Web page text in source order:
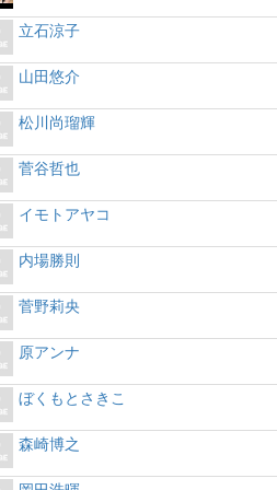
立石涼子
山田悠介
松川尚瑠輝
菅谷哲也
イモトアヤコ
内場勝則
菅野莉央
原アンナ
ぼくもとさきこ
森崎博之